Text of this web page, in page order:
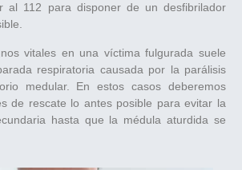
al 112 para disponer de un desfibrilador
vitales en una víctima fulgurada suele
respiratoria causada por la parálisis
medular. En estos casos deberemos
de rescate lo antes posible para evitar la
hasta que la médula aturdida se